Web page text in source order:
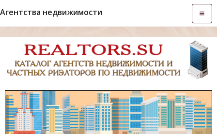
Агентства недвижимости